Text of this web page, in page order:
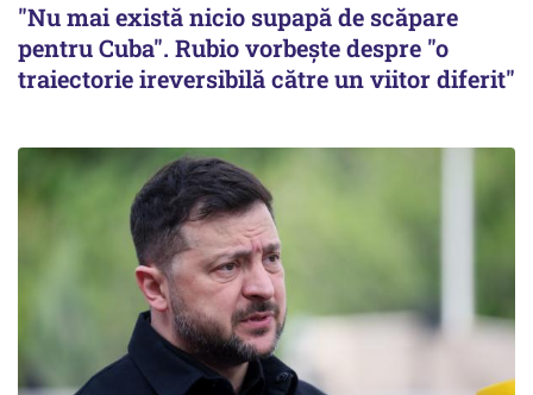
"Nu mai există nicio supapă de scăpare
pentru Cuba". Rubio vorbește despre "o
traiectorie ireversibilă către un viitor diferit"